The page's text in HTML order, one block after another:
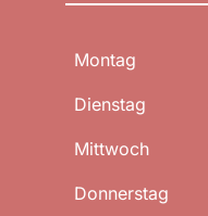
Montag
Dienstag
Mittwoch
Donnerstag